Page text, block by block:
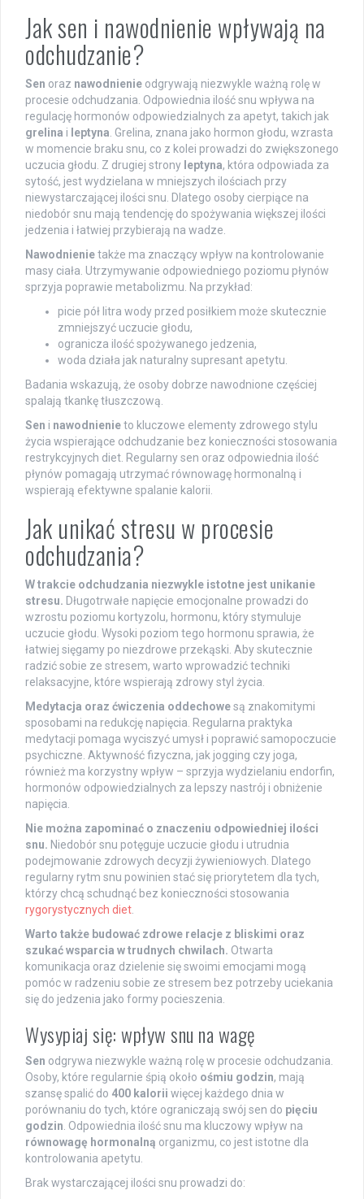
Jak sen i nawodnienie wpływają na
odchudzanie?
Sen oraz nawodnienie odgrywają niezwykle ważną rolę w
procesie odchudzania. Odpowiednia ilość snu wpływa na
regulację hormonów odpowiedzialnych za apetyt, takich jak
grelina i leptyna . Grelina, znana jako hormon głodu, wzrasta
w momencie braku snu, co z kolei prowadzi do zwiększonego
uczucia głodu. Z drugiej strony leptyna, która odpowiada za
sytość, jest wydzielana w mniejszych ilościach przy
niewystarczającej ilości snu. Dlatego osoby cierpiące na
niedobór snu mają tendencję do spożywania większej ilości
jedzenia i łatwiej przybierają na wadze.
Nawodnienietakże ma znaczący wpływ na kontrolowanie
masy ciała. Utrzymywanie odpowiedniego poziomu płynów
sprzyja poprawie metabolizmu. Na przykład:
picie pół litra wody przed posiłkiem może skutecznie
zmniejszyć uczucie głodu,
ogranicza ilość spożywanego jedzenia,
woda działa jak naturalny supresant apetytu.
Badania wskazują, że osoby dobrze nawodnione częściej
spalają tkankę tłuszczową.
Sen i nawodnienieto kluczowe elementy zdrowego stylu
życia wspierające odchudzanie bez konieczności stosowania
restrykcyjnych diet. Regularny sen oraz odpowiednia ilość
płynów pomagają utrzymać równowagę hormonalną i
wspierają efektywne spalanie kalorii.
Jak unikać stresu w procesie
odchudzania?
W trakcie odchudzania niezwykle istotne jest unikanie
stresu. Długotrwałe napięcie emocjonalne prowadzi do
wzrostu poziomu kortyzolu, hormonu, który stymuluje
uczucie głodu. Wysoki poziom tego hormonu sprawia, że
łatwiej sięgamy po niezdrowe przekąski. Aby skutecznie
radzić sobie ze stresem, warto wprowadzić techniki
relaksacyjne, które wspierają zdrowy styl życia.
Medytacja oraz ćwiczenia oddechowesą znakomitymi
sposobami na redukcję napięcia. Regularna praktyka
medytacji pomaga wyciszyć umysł i poprawić samopoczucie
psychiczne. Aktywność fizyczna, jak jogging czy joga,
również ma korzystny wpływ – sprzyja wydzielaniu endorfin,
hormonów odpowiedzialnych za lepszy nastrój i obniżenie
napięcia.
Nie można zapominać o znaczeniu odpowiedniej ilości
snu. Niedobór snu potęguje uczucie głodu i utrudnia
podejmowanie zdrowych decyzji żywieniowych. Dlatego
regularny rytm snu powinien stać się priorytetem dla tych,
którzy chcą schudnąć bez konieczności stosowania
rygorystycznych diet
Warto także budować zdrowe relacje z bliskimi oraz
szukać wsparcia w trudnych chwilach. Otwarta
komunikacja oraz dzielenie się swoimi emocjami mogą
pomóc w radzeniu sobie ze stresem bez potrzeby uciekania
się do jedzenia jako formy pocieszenia.
Wysypiaj się: wpływ snu na wagę
Sen odgrywa niezwykle ważną rolę w procesie odchudzania.
Osoby, które regularnie śpią około ośmiu godzin, mają
szansę spalić do 400 kalorii więcej każdego dnia w
porównaniu do tych, które ograniczają swój sen do pięciu
godzin . Odpowiednia ilość snu ma kluczowy wpływ na
równowagę hormonalną organizmu, co jest istotne dla
kontrolowania apetytu.
Brak wystarczającej ilości snu prowadzi do: